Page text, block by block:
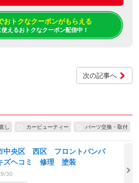
おトクなクーポンがもらえる
えるおトクなクーポン配信中！
次の記事へ
し カービューティー パーツ交換・取付
中央区 西区 フロントバンパ
ヘコミ 修理 塗装
30